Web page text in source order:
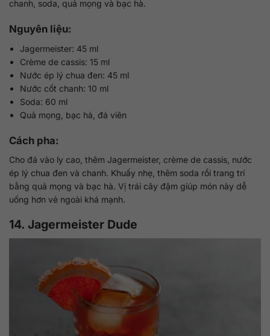
chanh, soda, quả mọng và bạc hà.
Nguyên liệu:
Jagermeister: 45 ml
Crème de cassis: 15 ml
Nước ép lý chua đen: 45 ml
Nước cốt chanh: 10 ml
Soda: 60 ml
Quả mọng, bạc hà, đá viên
Cách pha:
Cho đá vào ly cao, thêm Jagermeister, crème de cassis, nước
ép lý chua đen và chanh. Khuấy nhẹ, thêm soda rồi trang trí
bằng quả mọng và bạc hà. Vị trái cây đậm giúp món này dễ
uống hơn vẻ ngoài khá mạnh.
14. Jagermeister Dude